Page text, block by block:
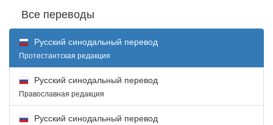
Все переводы
Русский синодальный перевод
Протестантская редакция
Русский синодальный перевод
Православная редакция
Русский синодальный перевод